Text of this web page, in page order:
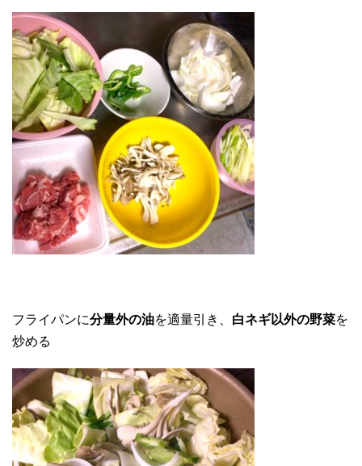
フライパンに分量外の油を適量引き、 白ネギ以外の野菜を
炒める